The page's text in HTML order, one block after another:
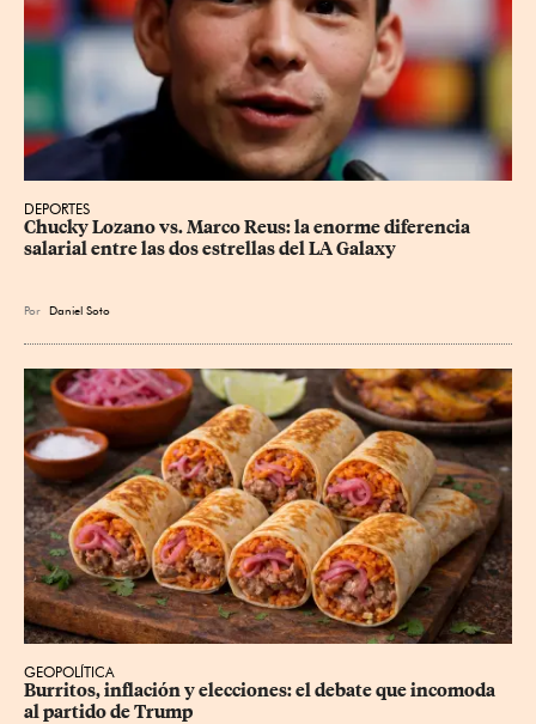
DEPORTES
Chucky Lozano vs. Marco Reus: la enorme diferencia
salarial entre las dos estrellas del LA Galaxy
Por Daniel Soto
GEOPOLÍTICA
Burritos, inflación y elecciones: el debate que incomoda
al partido de Trump